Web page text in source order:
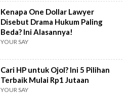
Kenapa One Dollar Lawyer
Disebut Drama Hukum Paling
Beda? Ini Alasannya!
YOUR SAY
Cari HP untuk Ojol? Ini 5 Pilihan
Terbaik Mulai Rp1 Jutaan
YOUR SAY